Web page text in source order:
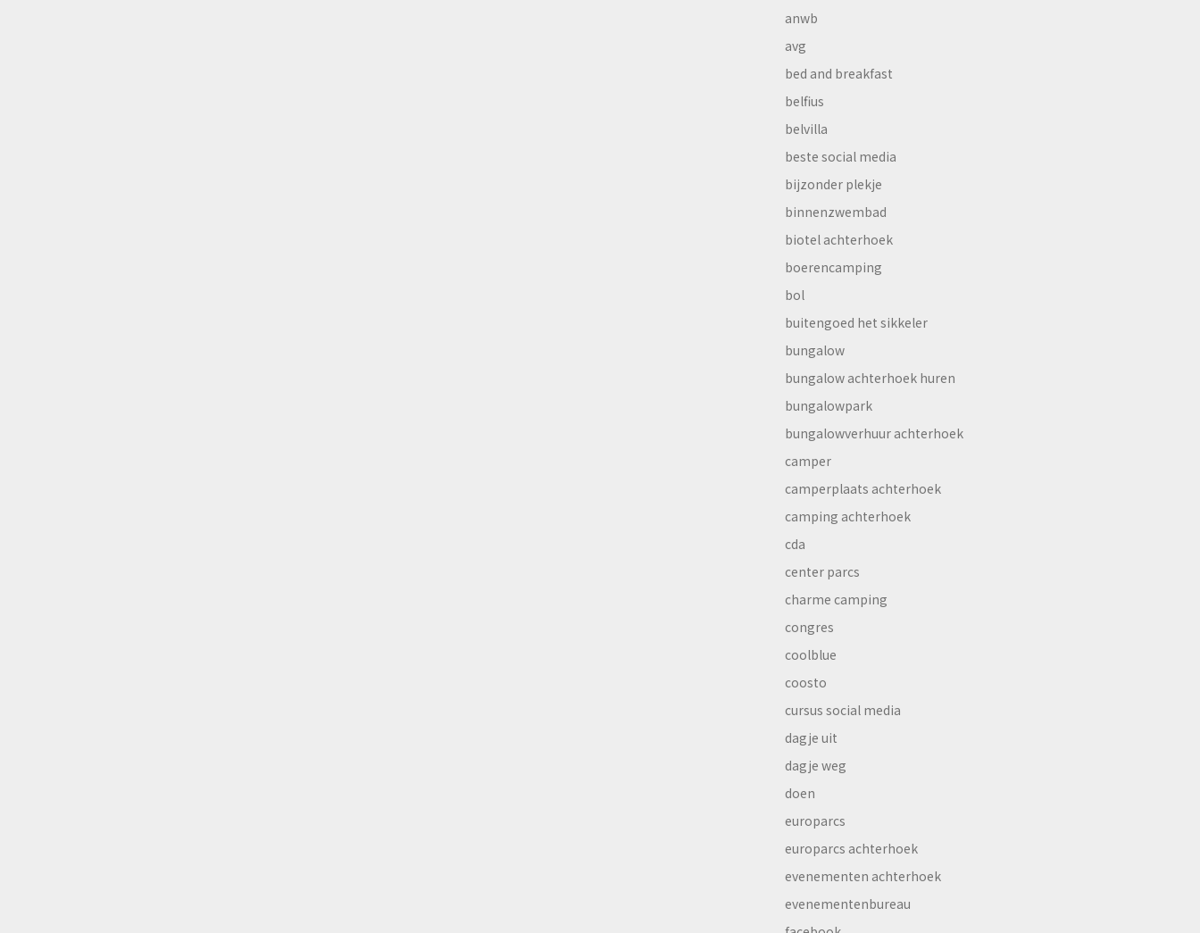
anwb
avg
bed and breakfast
belfius
belvilla
beste social media
bijzonder plekje
binnenzwembad
biotel achterhoek
boerencamping
bol
buitengoed het sikkeler
bungalow
bungalow achterhoek huren
bungalowpark
bungalowverhuur achterhoek
camper
camperplaats achterhoek
camping achterhoek
cda
center parcs
charme camping
congres
coolblue
coosto
cursus social media
dagje uit
dagje weg
doen
europarcs
europarcs achterhoek
evenementen achterhoek
evenementenbureau